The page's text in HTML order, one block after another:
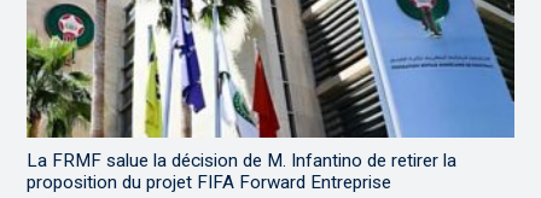
La FRMF salue la décision de M. Infantino de retirer la
proposition du projet FIFA Forward Entreprise